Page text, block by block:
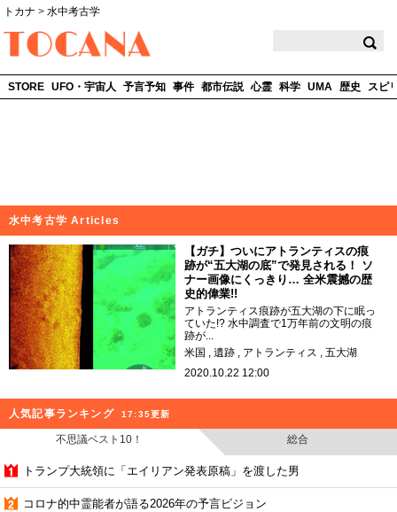
トカナ > 水中考古学
STORE UFO・宇宙人 予言予知 事件 都市伝説 心霊 科学 UMA 歴史 スピ
水中考古学 Articles
【ガチ】ついにアトランティスの痕
跡が“五大湖の底”で発見される！ ソ
ナー画像にくっきり… 全米震撼の歴
史的偉業!!
アトランティス痕跡が五大湖の下に眠っ
ていた!? 水中調査で1万年前の文明の痕
跡が...
米国
遺跡 アトランティス
五大湖
2020.10.22 12:00
人気記事ランキング 17:35更新
不思議ベスト10！ 総合
トランプ大統領に「エイリアン発表原稿」を渡した男
コロナ的中霊能者が語る2026年の予言ビジョン